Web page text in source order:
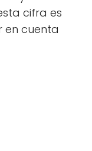
cifra es
en cuenta